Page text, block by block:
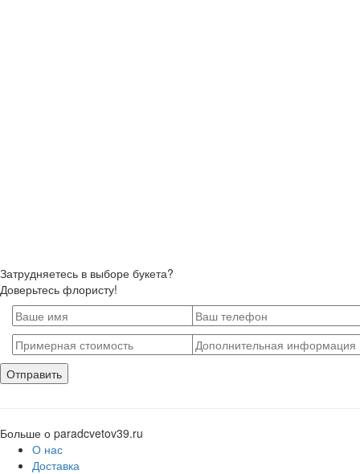
Затрудняетесь в выборе букета?
Доверьтесь флористу!
Больше о paradcvetov39.ru
О нас
Доставка